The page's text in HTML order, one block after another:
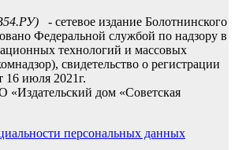
- сетевое издание Болотнинского
Федеральной службой по надзору в
технологий и массовых
свидетельство о регистрации
июля 2021г.
дом «Советская
персональных данных